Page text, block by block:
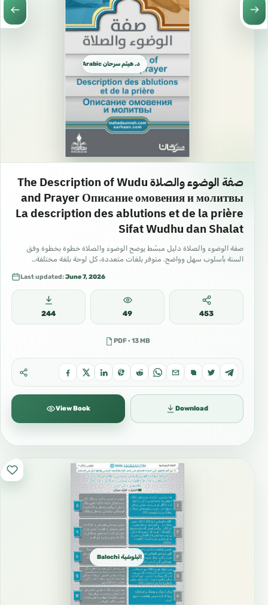
د. هيثم سرحان Arabic العربية
صفة الوضوء والصلاة The Description of Wudu
and Prayer Описание омовения и молитвы
La description des ablutions et de la prière
Sifat Wudhu dan Shalat
صفة الوضوء والصلاة دليل مبسّط يوضح الوضوء والصلاة خطوة بخطوة وفق
السنة بأسلوب سهل وواضح. متوفر بلغات متعددة، كل لوحة بلغة مختلفة…
Last updated:June 7, 2026
244 49 453
PDF · 13 MB
View Book Download
Balochi بلوچی البلوشية